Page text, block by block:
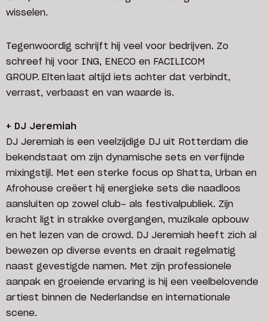
wisselen.
Tegenwoordig schrijft hij veel voor bedrijven. Zo
schreef hij voor ING, ENECO en FACILICOM
GROUP. Elten laat altijd iets achter dat verbindt,
verrast, verbaast en van waarde is.
+ DJ Jeremiah
DJ Jeremiah is een veelzijdige DJ uit Rotterdam die
bekendstaat om zijn dynamische sets en verfijnde
mixingstijl. Met een sterke focus op Shatta, Urban en
Afrohouse creëert hij energieke sets die naadloos
aansluiten op zowel club- als festivalpubliek. Zijn
kracht ligt in strakke overgangen, muzikale opbouw
en het lezen van de crowd. DJ Jeremiah heeft zich al
bewezen op diverse events en draait regelmatig
naast gevestigde namen. Met zijn professionele
aanpak en groeiende ervaring is hij een veelbelovende
artiest binnen de Nederlandse en internationale
scene.